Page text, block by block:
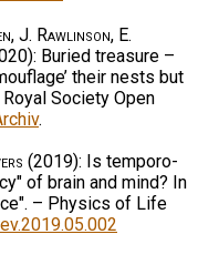
J. Rawlinson, E.
Buried treasure –
their nests but
Society Open
.
(2019): Is temporo-
of brain and mind? In
– Physics of Life